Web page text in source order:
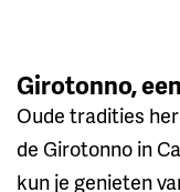
Girotonno,
Oude tradities
de Girotonno in
kun je genieten